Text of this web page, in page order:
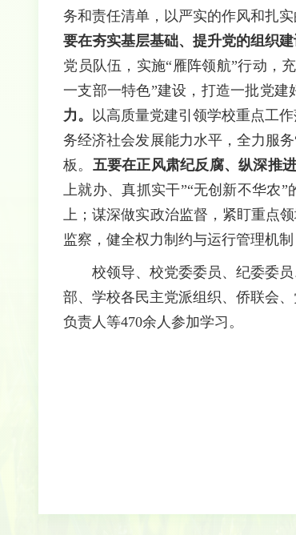
务和责任清单，以严实的作风和扎
要在夯实基层基础、提升党的组织
党员队伍，实施“雁阵领航”行动，
一支部一特色”建设，打造一批党建
力。
以高质量党建引领学校重点工
务经济社会发展能力水平，全力服
板。 五要在正风肃纪反腐、纵深推
上就办、真抓实干”“无创新不华农
上；谋深做实政治监督，紧盯重点
监察，健全权力制约与运行管理机
校领导、校党委委员、纪委委
部、学校各民主党派组织、侨联会
负责人等470余人参加学习。